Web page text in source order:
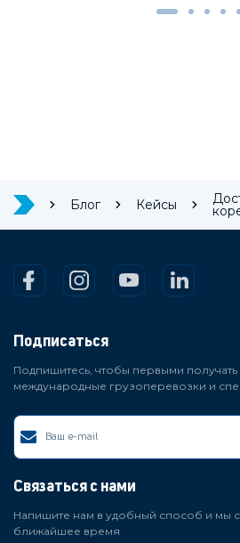
Блог Кейсы
Подписаться
Подпишитесь, чтобы первыми
международные грузоперевозки и
Связаться с нами
Напишите нам в удобный способ и мы
ближайшее время